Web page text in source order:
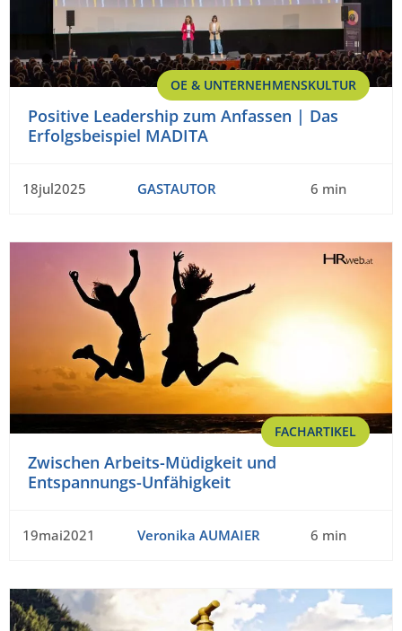
OE & UNTERNEHMENSKULTUR
Positive Leadership zum Anfassen | Das
Erfolgsbeispiel MADITA
18jul2025 GASTAUTOR 6 min
FACHARTIKEL
Zwischen Arbeits-Müdigkeit und
Entspannungs-Unfähigkeit
19mai2021 Veronika AUMAIER 6 min